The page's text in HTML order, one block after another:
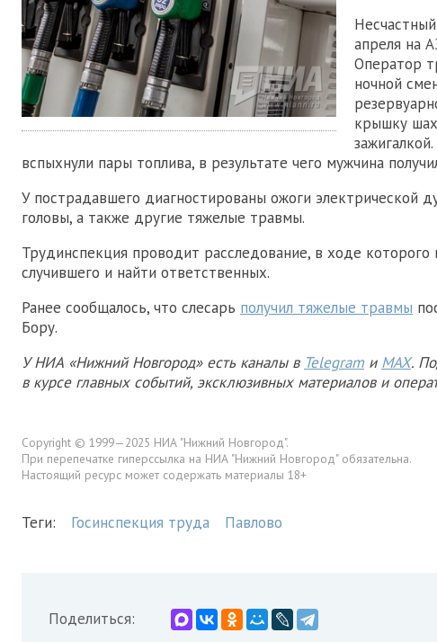
апреля на
Оператор
ночной
крышку
вспыхнули пары топлива, в результате чего мужчина
У пострадавшего диагностированы ожоги электрической
головы, а также другие тяжелые травмы.
Трудинспекция проводит расследование, в ходе
случившего и найти ответственных.
Ранее сообщалось, что слесарь получил тяжелые травмы
Бору.
У НИА «Нижний Новгород» есть каналы в Telegram и MAX.
в курсе главных событий, эксклюзивных материалов и
Copyright © 1999—2025 НИА "Нижний Новгород".
При перепечатке гиперссылка на НИА "Нижний Новгород" обязательна.
Настоящий ресурс может содержать материалы 18+
Теги: Госинспекция труда Павлово
Поделиться: